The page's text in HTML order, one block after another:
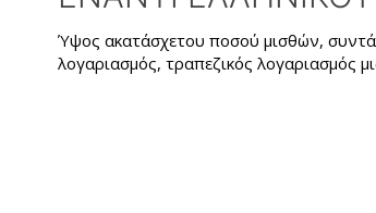
Ύψος ακατάσχετου ποσού μισθών,
λογαριασμός, τραπεζικός λογαριασμός